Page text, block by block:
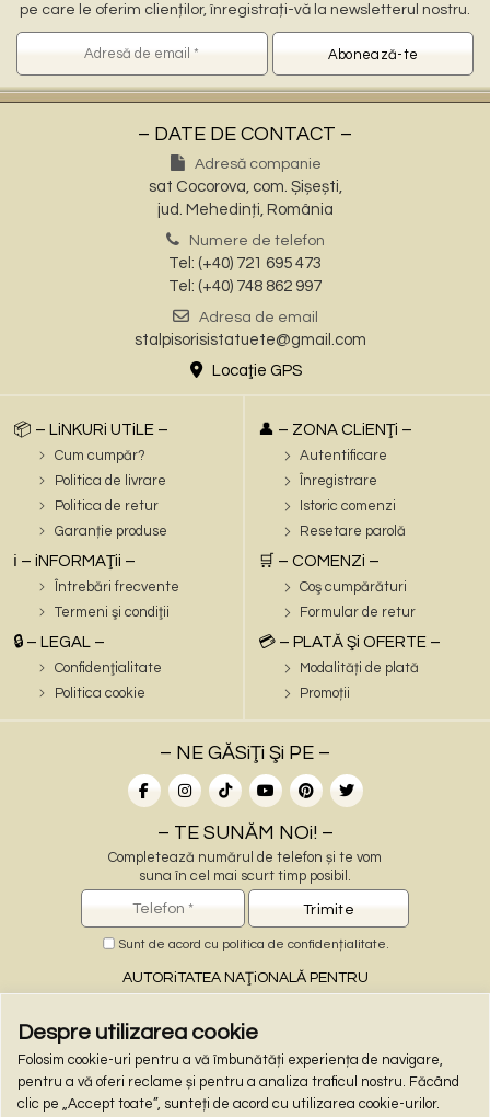
Despre utilizarea cookie
Folosim cookie-uri pentru a vă îmbunătăți experiența de navigare,
pentru a vă oferi reclame și pentru a analiza traficul nostru. Făcând
clic pe „Accept toate”, sunteți de acord cu utilizarea cookie-urilor.
pe care le oferim clienților, înregistrați-vă la newsletterul nostru.
– DATE DE CONTACT –
Adresă companie
sat Cocorova, com. Șișești,
jud. Mehedinți, România
Numere de telefon
Tel: (+40) 721 695 473
Tel: (+40) 748 862 997
Adresa de email
stalpisorisistatuete@gmail.com
Locaţie GPS
📦 – LiNKURi UTiLE –
Cum cumpăr?
Politica de livrare
Politica de retur
Garanție produse
ℹ️ – iNFORMAŢii –
Întrebări frecvente
Termeni şi condiţii
🔒 – LEGAL –
Confidenţialitate
Politica cookie
👤 – ZONA CLiENŢi –
Autentificare
Înregistrare
Istoric comenzi
Resetare parolă
🛒 – COMENZi –
Coş cumpărături
Formular de retur
💳 – PLATĂ Şi OFERTE –
Modalități de plată
Promoții
– NE GĂSiŢi Şi PE –
– TE SUNĂM NOi! –
Completează numărul de telefon și te vom
suna în cel mai scurt timp posibil.
Sunt de acord cu politica de confidențialitate
AUTORiTATEA NAŢiONALĂ PENTRU
PROTECŢiA CONSUMATORiLOR
– PLĂŢi ONLiNE –